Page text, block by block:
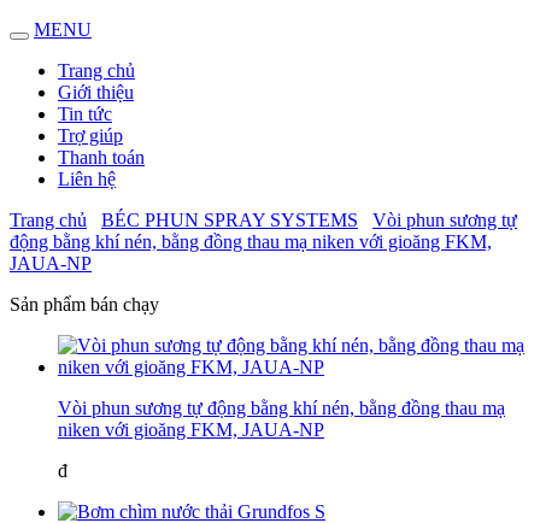
MENU
Trang chủ
Giới thiệu
Tin tức
Trợ giúp
Thanh toán
Liên hệ
Trang chủ
BÉC PHUN SPRAY SYSTEMS
Vòi phun sương tự
động bằng khí nén, bằng đồng thau mạ niken với gioăng FKM,
JAUA-NP
Sản phẩm bán chạy
Vòi phun sương tự động bằng khí nén, bằng đồng thau mạ
niken với gioăng FKM, JAUA-NP
đ